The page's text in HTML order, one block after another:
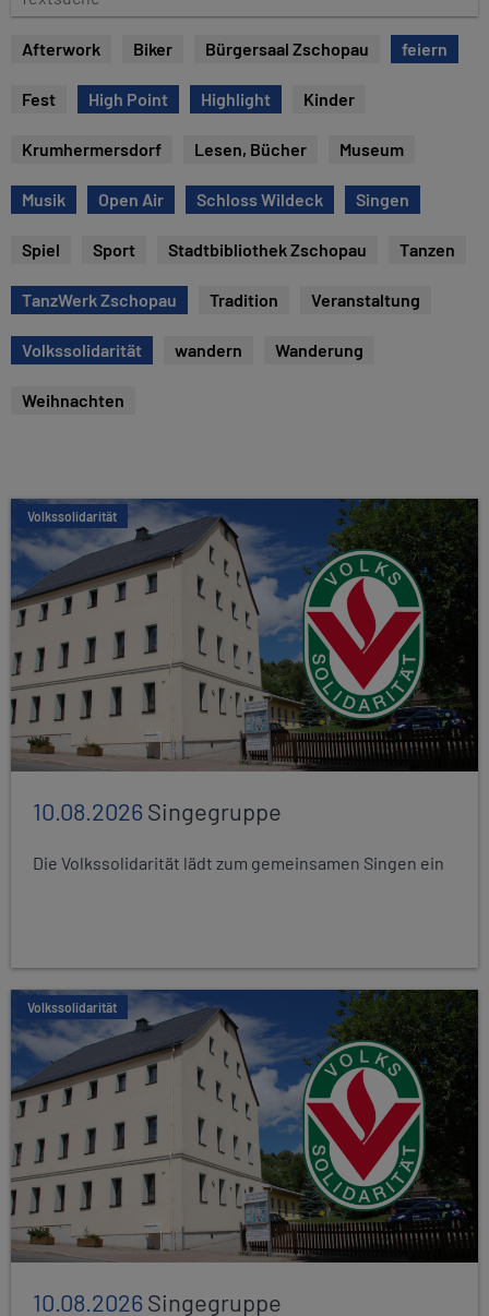
e
e
Afterwork Biker Bürgersaal Zschopau feiern
Fest High Point Highlight Kinder
Krumhermersdorf Lesen, Bücher Museum
Musik Open Air Schloss Wildeck Singen
Spiel Sport Stadtbibliothek Zschopau Tanzen
TanzWerk Zschopau Tradition Veranstaltung
Volkssolidarität wandern Wanderung
Weihnachten
Volkssolidarität
10.08.2026Singegruppe
Die Volkssolidarität lädt zum gemeinsamen Singen ein
Volkssolidarität
10.08.2026Singegruppe